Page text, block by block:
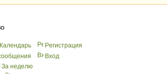
Календарь
Peгиcтрaция
Вхoд
За неделю